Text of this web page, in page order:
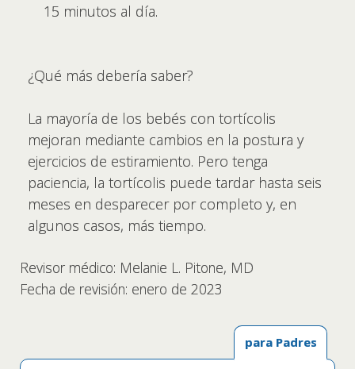
15 minutos al día.
¿Qué más debería saber?
La mayoría de los bebés con tortícolis
mejoran mediante cambios en la postura y
ejercicios de estiramiento. Pero tenga
paciencia, la tortícolis puede tardar hasta seis
meses en desparecer por completo y, en
algunos casos, más tiempo.
Revisor médico: Melanie L. Pitone, MD
Fecha de revisión: enero de 2023
para Padres